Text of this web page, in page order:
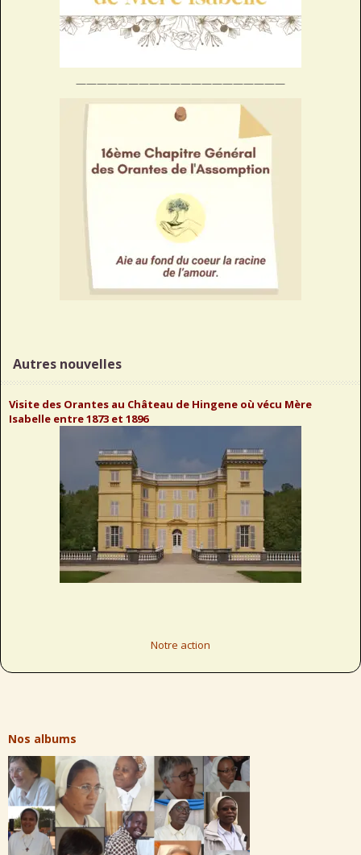
————————————————————
Autres nouvelles
Visite des Orantes au Château de Hingene où vécu Mère
Isabelle entre 1873 et 1896
Notre action
Nos albums